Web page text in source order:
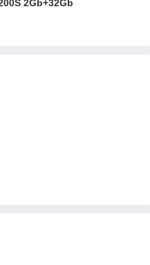
2Gb+32Gb